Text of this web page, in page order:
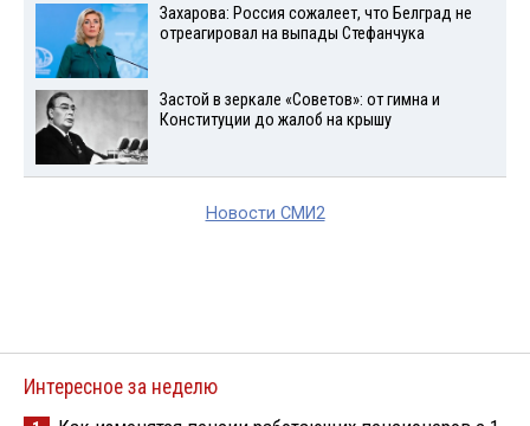
Захарова: Россия сожалеет, что Белград не
отреагировал на выпады Стефанчука
Застой в зеркале «Советов»: от гимна и
Конституции до жалоб на крышу
Новости СМИ2
Интересное за неделю